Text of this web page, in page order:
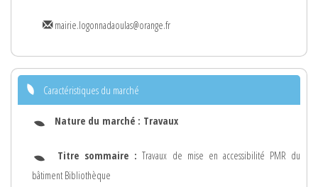
mairie.logonnadaoulas@orange.fr
Caractéristiques du marché
Nature du marché : Travaux
Titre sommaire : Travaux de mise en accessibilité PMR du
bâtiment Bibliothèque